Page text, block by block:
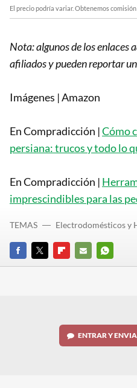
El precio podría variar. Obtenemos
Nota: algunos de los enlaces
afiliados y pueden reportar
Imágenes | Amazon
En Compradicción |Cómo
persiana: trucos y todo lo
En Compradicción |
imprescindibles para las
FACEBOOK
TWITTERFLIPBOARD
E-
TEMAS Electrodomésticos y
ENTRAR Y